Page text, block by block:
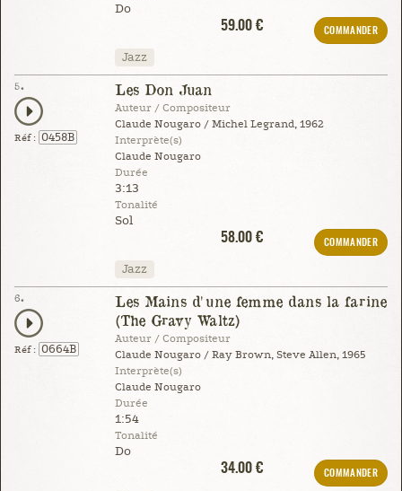
Do
59.00 €
COMMANDER
Jazz
5.
Réf : 0458B
Les Don Juan
Auteur / Compositeur
Claude Nougaro / Michel Legrand, 1962
Interprète(s)
Claude Nougaro
Durée
3:13
Tonalité
Sol
58.00 €
COMMANDER
Jazz
6.
Réf : 0664B
Les Mains d'une femme dans la farine
(The Gravy Waltz)
Auteur / Compositeur
Claude Nougaro / Ray Brown, Steve Allen, 1965
Interprète(s)
Claude Nougaro
Durée
1:54
Tonalité
Do
34.00 €
COMMANDER